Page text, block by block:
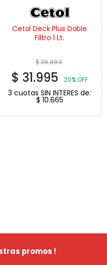
Cetol Deck Plus Doble
Filtro 1 Lt.
$39.994
$ 31.995 20% OFF
3 cuotas SIN INTERES de:
$ 10.665
promos !